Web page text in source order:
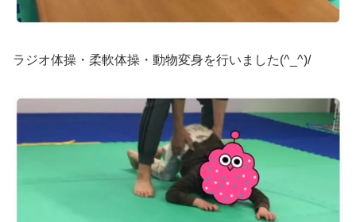
ラジオ体操・柔軟体操・動物変身を行いました(^_^)/